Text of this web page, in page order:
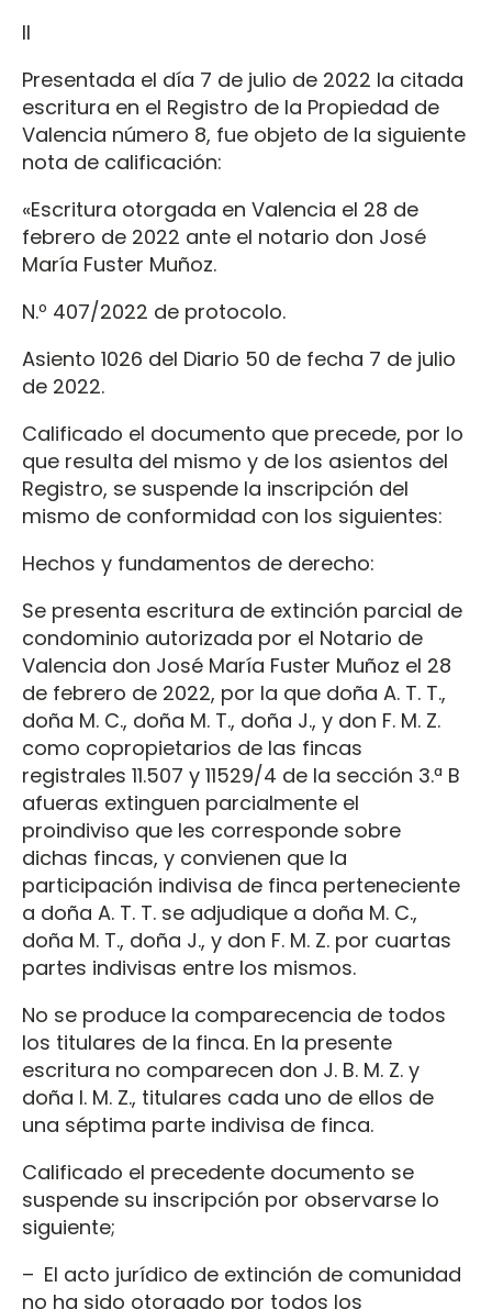
II
Presentada el día 7 de julio de 2022 la citada
escritura en el Registro de la Propiedad de
Valencia número 8, fue objeto de la siguiente
nota de calificación:
«Escritura otorgada en Valencia el 28 de
febrero de 2022 ante el notario don José
María Fuster Muñoz.
N.º 407/2022 de protocolo.
Asiento 1026 del Diario 50 de fecha 7 de julio
de 2022.
Calificado el documento que precede, por lo
que resulta del mismo y de los asientos del
Registro, se suspende la inscripción del
mismo de conformidad con los siguientes:
Hechos y fundamentos de derecho:
Se presenta escritura de extinción parcial de
condominio autorizada por el Notario de
Valencia don José María Fuster Muñoz el 28
de febrero de 2022, por la que doña A. T. T.,
doña M. C., doña M. T., doña J., y don F. M. Z.
como copropietarios de las fincas
registrales 11.507 y 11529/4 de la sección 3.ª B
afueras extinguen parcialmente el
proindiviso que les corresponde sobre
dichas fincas, y convienen que la
participación indivisa de finca perteneciente
a doña A. T. T. se adjudique a doña M. C.,
doña M. T., doña J., y don F. M. Z. por cuartas
partes indivisas entre los mismos.
No se produce la comparecencia de todos
los titulares de la finca. En la presente
escritura no comparecen don J. B. M. Z. y
doña I. M. Z., titulares cada uno de ellos de
una séptima parte indivisa de finca.
Calificado el precedente documento se
suspende su inscripción por observarse lo
siguiente;
– El acto jurídico de extinción de comunidad
no ha sido otorgado por todos los